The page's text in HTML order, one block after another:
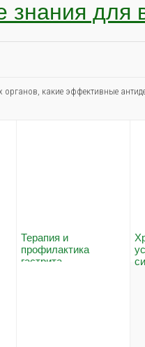
знания для
органов, какие эффективные
Терапия и
профилактика
гастрита